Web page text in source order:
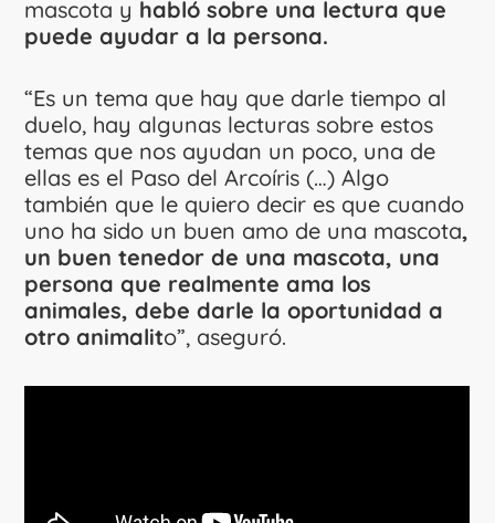
mascota y habló sobre una lectura que
puede ayudar a la persona.
“Es un tema que hay que darle tiempo al
duelo, hay algunas lecturas sobre estos
temas que nos ayudan un poco, una de
ellas es el Paso del Arcoíris (…) Algo
también que le quiero decir es que cuando
uno ha sido un buen amo de una mascota,
un buen tenedor de una mascota, una
persona que realmente ama los
animales, debe darle la oportunidad a
otro animalito”, aseguró.